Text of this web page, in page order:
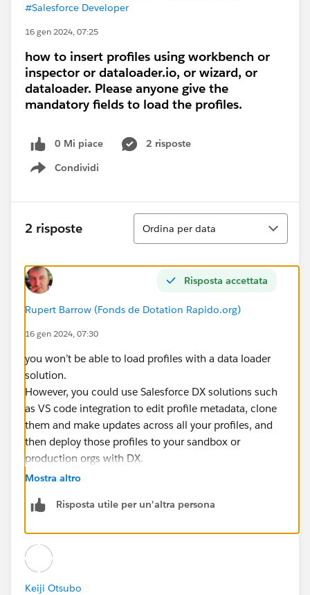
#Salesforce Developer
16 gen 2024, 07:25
how to insert profiles using workbench or
inspector or dataloader.io, or wizard, or
dataloader. Please anyone give the
mandatory fields to load the profiles.
0 Mi piace
2 risposte
Condividi
Show menu
2 risposte
Ordina
Ordina per data
Risposta accettata
Rupert Barrow (Fonds de Dotation Rapido.org)
16 gen 2024, 07:30
you won’t be able to load profiles with a data loader
solution.
However, you could use Salesforce DX solutions such
as VS code integration to edit profile metadata, clone
them and make updates across all your profiles, and
then deploy those profiles to your sandbox or
production orgs with DX.
Mostra altro
Risposta utile per un'altra persona
Keiji Otsubo